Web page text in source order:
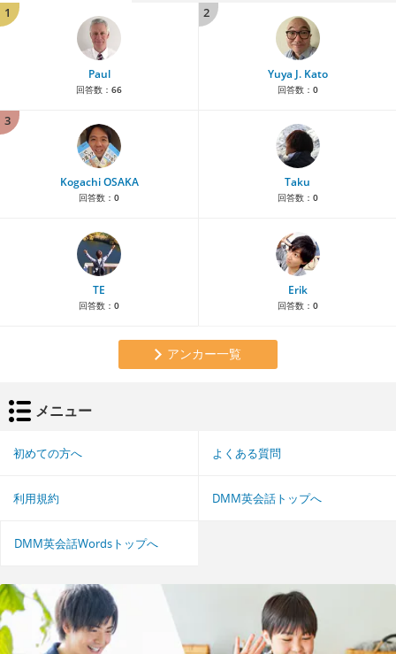
1
Paul
回答数： 66
2
Yuya J. Kato
回答数： 0
3
Kogachi OSAKA
回答数： 0
Taku
回答数： 0
TE
回答数： 0
Erik
回答数： 0
アンカー一覧
メニュー
初めての方へ よくある質問
利用規約 DMM英会話トップへ
DMM英会話Wordsトップへ